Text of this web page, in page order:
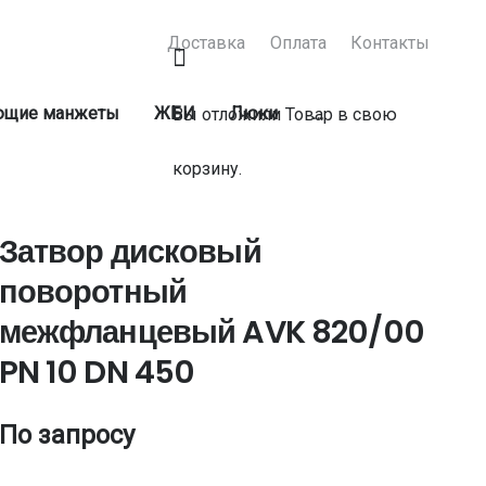
Доставка Оплата Контакты
манжеты ЖБИ Люки …
Вы отложилиТовар в свою
корзину.
Затвор дисковый
поворотный
межфланцевый AVK 820/00
PN 10 DN 450
По запросу